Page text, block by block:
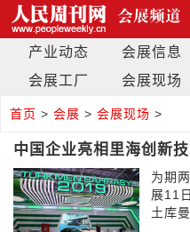
产业动态 会展信息
会展工厂
会展现场
首页 > 会展 > 会展现场 >
中国企业亮相里海创新
为期
展11
土库